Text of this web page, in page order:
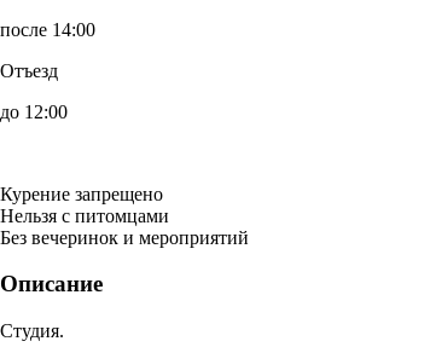
после 14:00
Отъезд
до 12:00
Курение запрещено
Нельзя с питомцами
Без вечеринок и мероприятий
Описание
Студия.